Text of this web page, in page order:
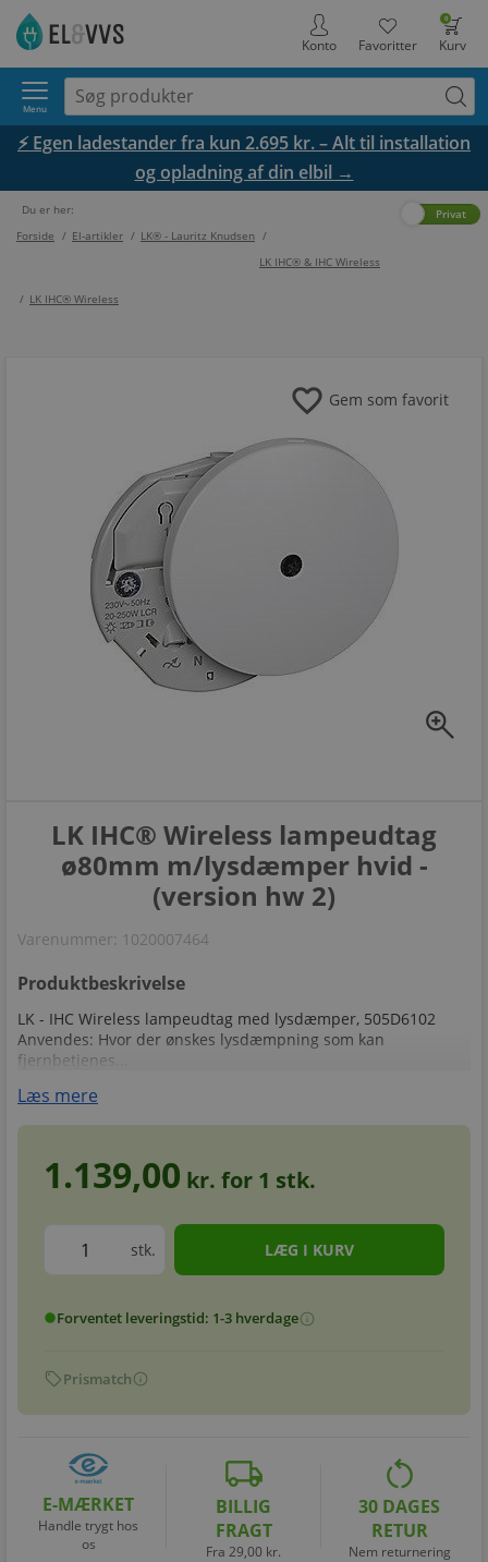
0
Kurv
Favoritter
Konto
Menu
⚡ Egen ladestander fra kun 2.695 kr. – Alt til installation
og opladning af din elbil →
Du er her:
Forside / El-artikler / LK® - Lauritz Knudsen /
LK IHC® & IHC Wireless
/ LK IHC® Wireless
Privat
zoom_in
favorite Gem som favorit
LK IHC® Wireless lampeudtag
ø80mm m/lysdæmper hvid -
(version hw 2)
Varenummer: 1020007464
Produktbeskrivelse
LK - IHC Wireless lampeudtag med lysdæmper, 505D6102
Anvendes: Hvor der ønskes lysdæmpning som kan
fjernbetjenes...
Læs mere
1.139,00 kr. for 1 stk.
stk.
circleForventet leveringstid: 1-3 hverdageinfo
sellPrismatchinfo
E-MÆRKET
Handle trygt hos
os
local_shipping
BILLIG
FRAGT
Fra 29,00 kr.
restart_alt
30 DAGES
RETUR
Nem returnering